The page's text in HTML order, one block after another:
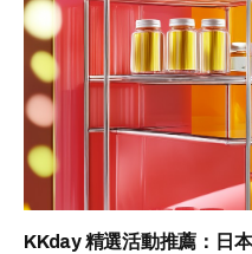
KKday 精選活動推薦：日